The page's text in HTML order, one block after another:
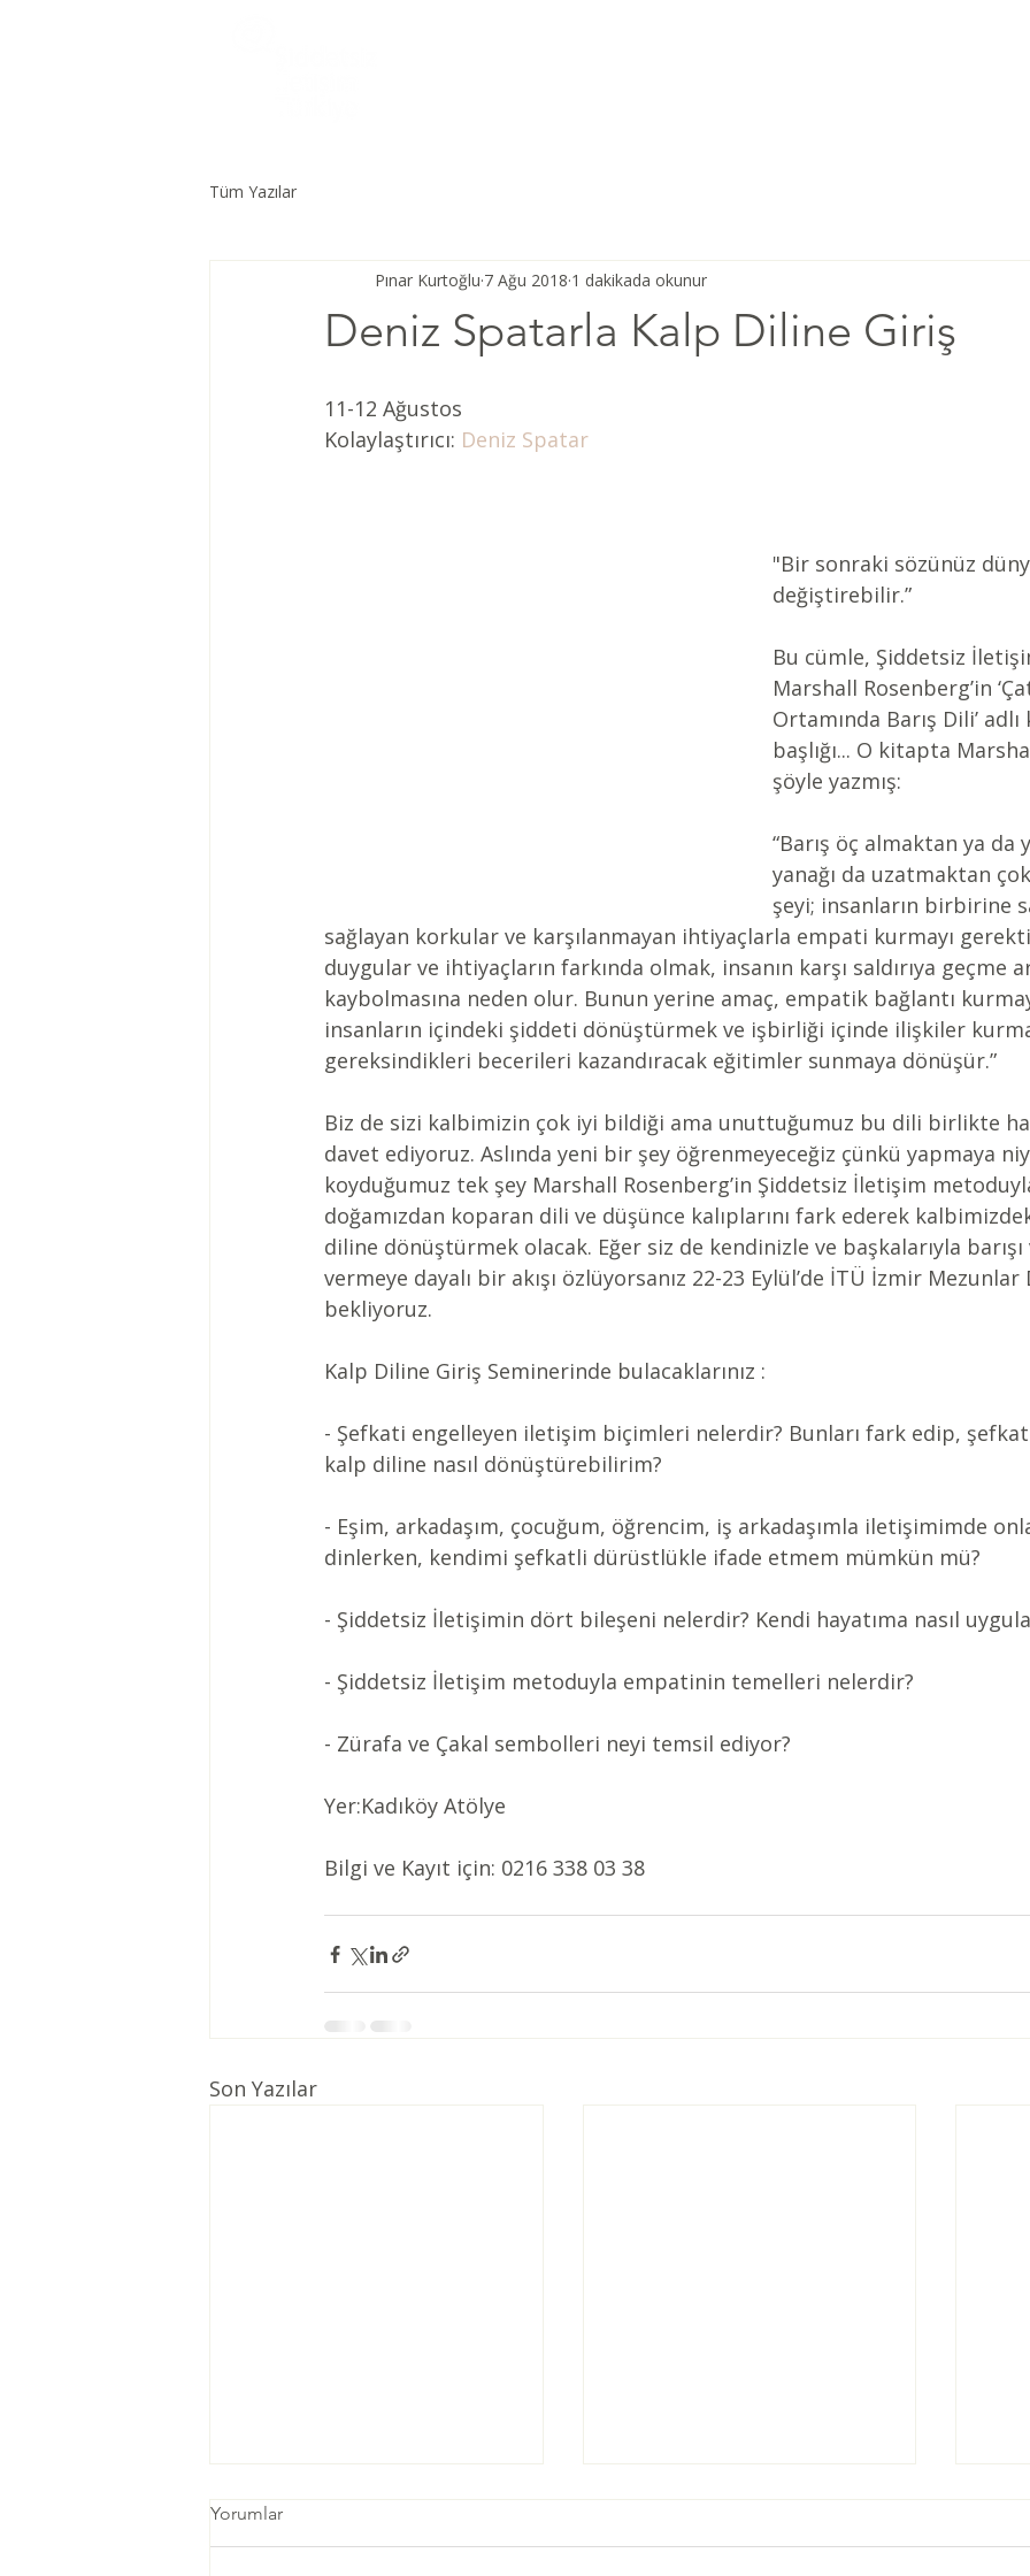
Tüm Yazılar
Deniz Spatarla Kalp Diline Giriş
Pınar Kurtoğlu 7 Ağu 2018 1 dakikada okunur
11-12 Ağustos
Kolaylaştırıcı: Deniz Spatar
"Bir sonraki sözünüz
değiştirebilir.”
Bu cümle, Şiddetsiz
Marshall Rosenberg’in
Ortamında Barış Dili’
başlığı... O kitapta
şöyle yazmış:
“Barış öç almaktan ya da
yanağı da uzatmaktan
şeyi; insanların birbirine
sağlayan korkular ve karşılanmayan ihtiyaçlarla empati kurmayı
duygular ve ihtiyaçların farkında olmak, insanın karşı saldırıya geçme
kaybolmasına neden olur. Bunun yerine amaç, empatik bağlantı
insanların içindeki şiddeti dönüştürmek ve işbirliği içinde ilişkiler
gereksindikleri becerileri kazandıracak eğitimler sunmaya dönüşür.”
Biz de sizi kalbimizin çok iyi bildiği ama unuttuğumuz bu dili birlikte
davet ediyoruz. Aslında yeni bir şey öğrenmeyeceğiz çünkü yapmaya
koyduğumuz tek şey Marshall Rosenberg’in Şiddetsiz İletişim
doğamızdan koparan dili ve düşünce kalıplarını fark ederek
diline dönüştürmek olacak. Eğer siz de kendinizle ve başkalarıyla
vermeye dayalı bir akışı özlüyorsanız 22-23 Eylül’de İTÜ İzmir Mezunlar
bekliyoruz.
Kalp Diline Giriş Seminerinde bulacaklarınız :
- Şefkati engelleyen iletişim biçimleri nelerdir? Bunları fark edip,
kalp diline nasıl dönüştürebilirim?
- Eşim, arkadaşım, çocuğum, öğrencim, iş arkadaşımla iletişimimde
dinlerken, kendimi şefkatli dürüstlükle ifade etmem mümkün mü?
- Şiddetsiz İletişimin dört bileşeni nelerdir? Kendi hayatıma nasıl
- Şiddetsiz İletişim metoduyla empatinin temelleri nelerdir?
- Zürafa ve Çakal sembolleri neyi temsil ediyor?
Yer:Kadıköy Atölye
Bilgi ve Kayıt için: 0216 338 03 38
Son Yazılar
Yorumlar